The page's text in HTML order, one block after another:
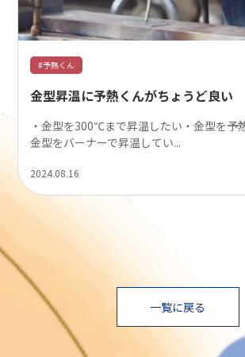
2024.08.16
#予熱くん
金型昇温に予熱くんがちょうど良い
・金型を300℃まで昇温したい・金型を予
金型をバーナーで昇温してい...
一覧に戻る